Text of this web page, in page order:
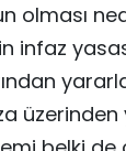
olması
infaz
üzerinden